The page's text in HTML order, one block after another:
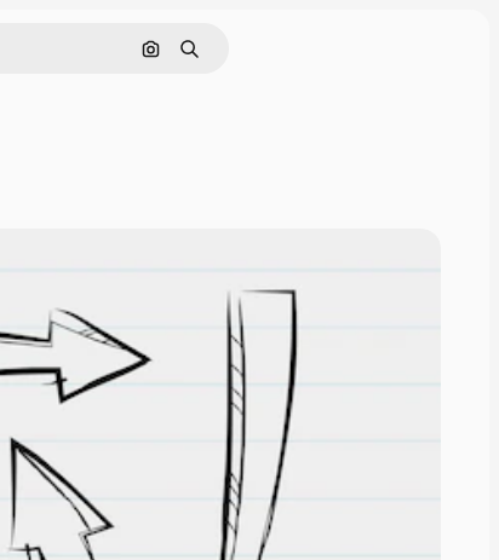
Nach Bild suchen
Suchen